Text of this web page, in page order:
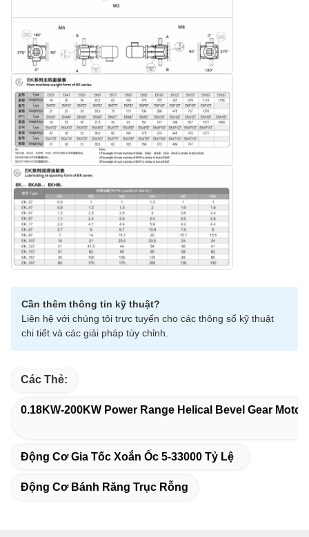
Cần thêm thông tin kỹ thuật?
Liên hệ với chúng tôi trực tuyến cho các thông số kỹ thuật
chi tiết và các giải pháp tùy chỉnh.
Các Thẻ:
0.18KW-200KW Power Range Helical Bevel Gear Motor
Động Cơ Gia Tốc Xoắn Ốc 5-33000 Tỷ Lệ
Động Cơ Bánh Răng Trục Rỗng